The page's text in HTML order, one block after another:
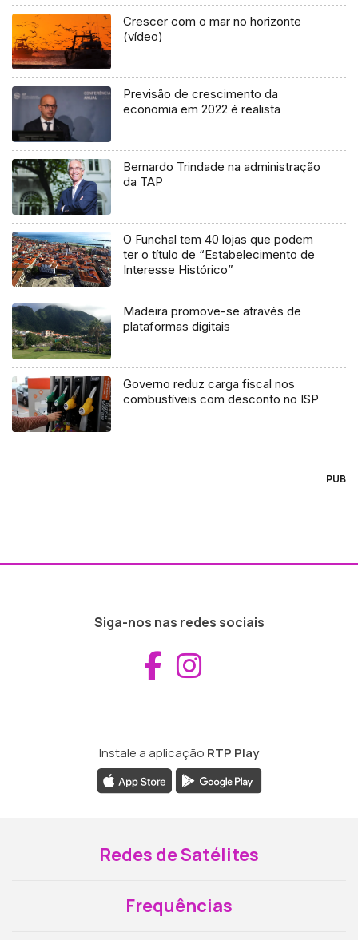
Crescer com o mar no horizonte
(vídeo)
Previsão de crescimento da
economia em 2022 é realista
Bernardo Trindade na administração
da TAP
O Funchal tem 40 lojas que podem
ter o título de “Estabelecimento de
Interesse Histórico”
Madeira promove-se através de
plataformas digitais
Governo reduz carga fiscal nos
combustíveis com desconto no ISP
PUB
Siga-nos nas redes sociais
Aceder ao
Instale a aplicação RTP Play
Redes de Satélites
Frequências